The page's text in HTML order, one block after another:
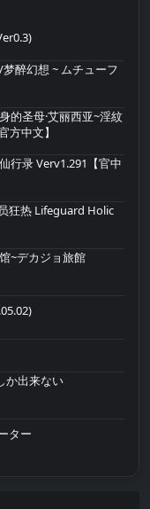
醉幻想 ~ ムチューフ
的圣母·艾丽西亚~淫紋
方中文】
行录 Verv1.291【官中
狂热 Lifeguard Holic
~デカジョ旅館
か出来ない
ター